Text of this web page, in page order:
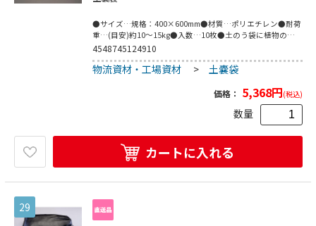
●サイズ…規格：400×600mm●材質…ポリエチレン●耐荷
重…(目安)約10～15kg●入数…10枚●土のう袋に植物の種
子が付着しており、中に土を入れて外に置いておくと芽が生
4548745124910
物流資材・工場資材 > 土嚢袋
価格： 5,368円(税込)
数量
カートに入れる
29